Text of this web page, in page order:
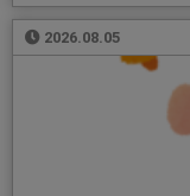
2026.08.05